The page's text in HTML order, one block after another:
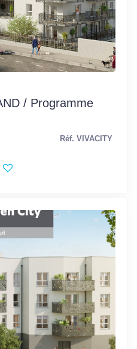
/ Programme
Réf. VIVACITY